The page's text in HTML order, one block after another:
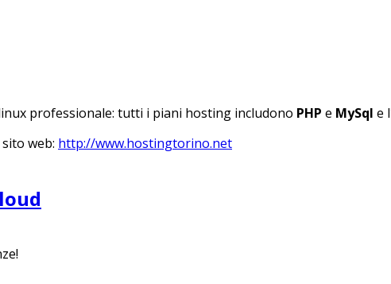
professionale: tutti i piani hosting includono PHP e MySql e
sito web: http://www.hostingtorino.net